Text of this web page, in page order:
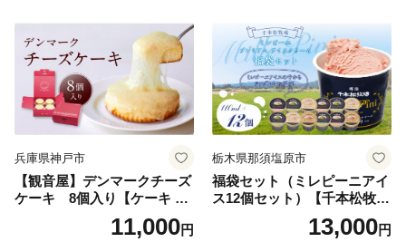
兵庫県神戸市
【観音屋】デンマークチーズ
ケーキ 8個入り【ケーキ チ
ーズケーキ 人気スイーツ お
すすめスイーツ 神戸スイー
11,000円
栃木県那須塩原市
福袋セット（ミレピーニアイ
ス12個セット）【千本松牧
場】 ns025-014-12 【デザー
ト 詰め合わせ ギフト】
13,000円